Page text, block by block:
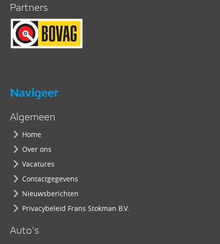
Partners
Navigeer
Algemeen
Home
Over ons
Vacatures
Contactgegevens
Nieuwsberichten
Privacybeleid Frans Stokman B.V.
Auto's